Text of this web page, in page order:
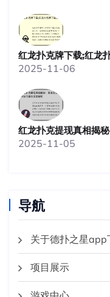
红龙扑克牌下载;红龙
2025-11-06
红龙扑克提现真相揭
2025-11-05
导航
关于德扑之星app
项目展示